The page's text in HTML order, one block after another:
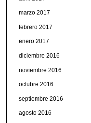
marzo 2017
febrero 2017
enero 2017
diciembre 2016
noviembre 2016
octubre 2016
septiembre 2016
agosto 2016